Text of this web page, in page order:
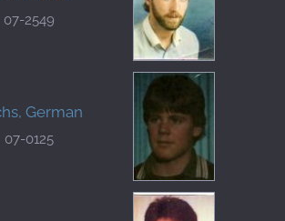
07-2549
German
07-0125